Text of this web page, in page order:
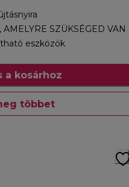
SZÜKSÉGED VAN
eszközök
a kosárhoz
többet